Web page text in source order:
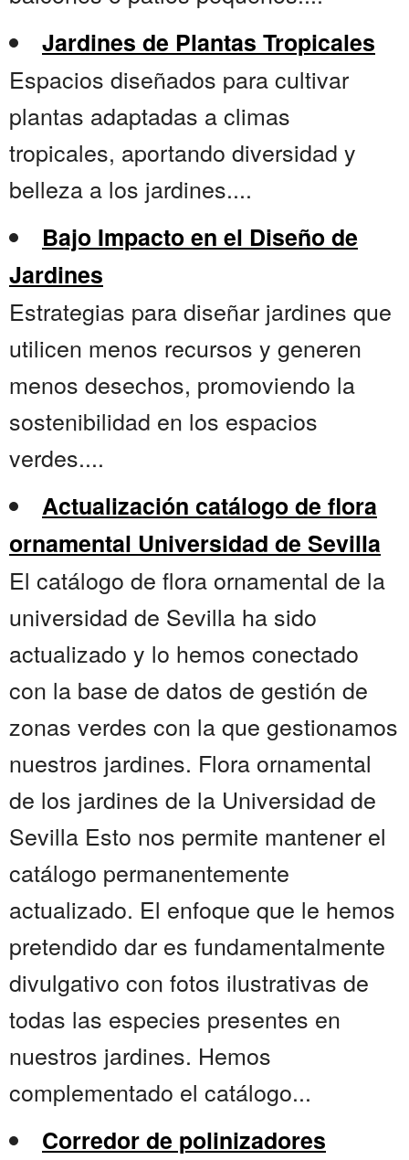
Jardines de Plantas Tropicales
Espacios diseñados para cultivar
plantas adaptadas a climas
tropicales, aportando diversidad y
belleza a los jardines....
Bajo Impacto en el Diseño de
Jardines
Estrategias para diseñar jardines que
utilicen menos recursos y generen
menos desechos, promoviendo la
sostenibilidad en los espacios
verdes....
Actualización catálogo de flora
ornamental Universidad de Sevilla
El catálogo de flora ornamental de la
universidad de Sevilla ha sido
actualizado y lo hemos conectado
con la base de datos de gestión de
zonas verdes con la que gestionamos
nuestros jardines. Flora ornamental
de los jardines de la Universidad de
Sevilla Esto nos permite mantener el
catálogo permanentemente
actualizado. El enfoque que le hemos
pretendido dar es fundamentalmente
divulgativo con fotos ilustrativas de
todas las especies presentes en
nuestros jardines. Hemos
complementado el catálogo...
Corredor de polinizadores